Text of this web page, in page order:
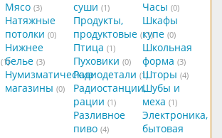
(1)
Мясо (3)
Натяжные
потолки (0)
Нижнее
белье (3)
Нумизматические
магазины (0)
суши (1)
Продукты,
продуктовые (11)
Птица (1)
Пуховики (0)
Радиодетали (1)
Радиостанции,
рации (1)
Разливное
пиво (4)
Часы (0)
Шкафы
купе (0)
Школьная
форма (3)
Шторы (4)
Шубы и
меха (1)
Электроника,
бытовая